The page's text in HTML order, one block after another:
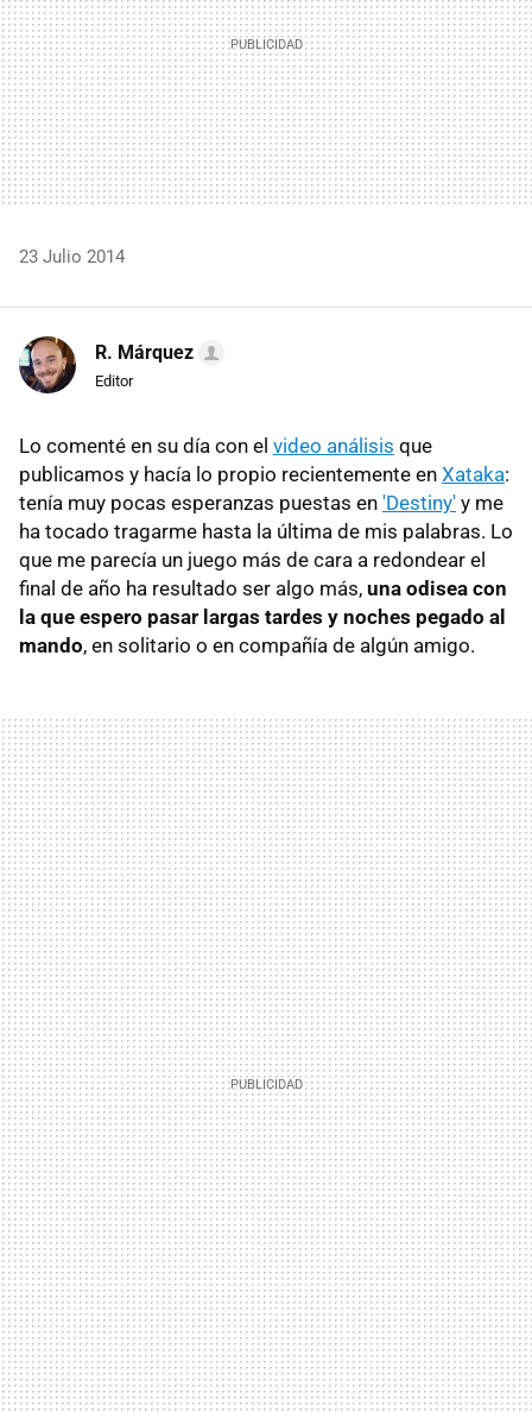
23 Julio 2014
R. Márquez
Editor
Lo comenté en su día con el video análisis que
publicamos y hacía lo propio recientemente en Xataka:
tenía muy pocas esperanzas puestas en 'Destiny' y me
ha tocado tragarme hasta la última de mis palabras. Lo
que me parecía un juego más de cara a redondear el
final de año ha resultado ser algo más, una odisea con
la que espero pasar largas tardes y noches pegado al
mando, en solitario o en compañía de algún amigo.